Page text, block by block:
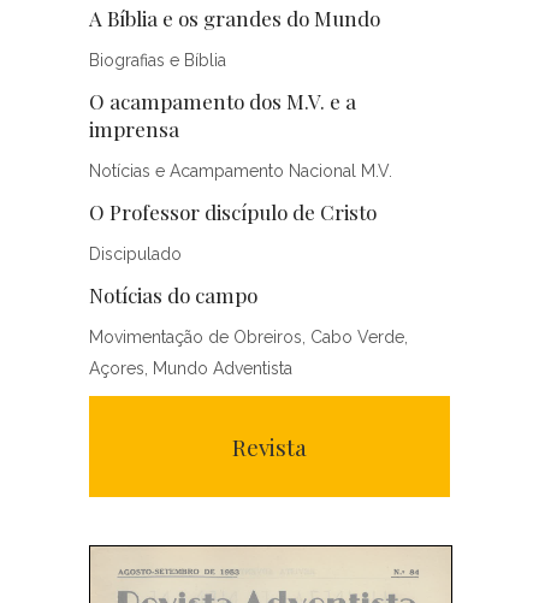
A Bíblia e os grandes do Mundo
Biografias e Bíblia
O acampamento dos M.V. e a
imprensa
Notícias e Acampamento Nacional M.V.
O Professor discípulo de Cristo
Discipulado
Notícias do campo
Movimentação de Obreiros, Cabo Verde,
Açores, Mundo Adventista
Revista